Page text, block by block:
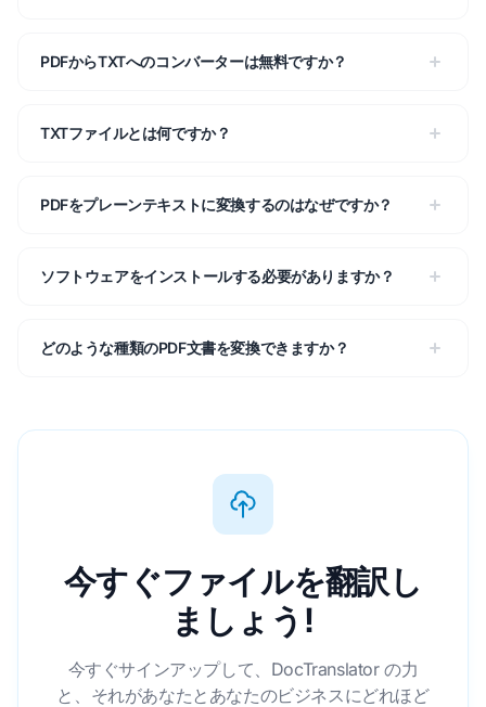
PDFからTXTへのコンバーターは無料ですか？
TXTファイルとは何ですか？
PDFをプレーンテキストに変換するのはなぜですか？
ソフトウェアをインストールする必要がありますか？
どのような種類のPDF文書を変換できますか？
今すぐファイルを翻訳し
ましょう!
今すぐサインアップして、DocTranslator の力
と、それがあなたとあなたのビジネスにどれほど